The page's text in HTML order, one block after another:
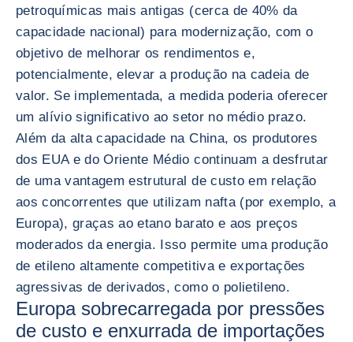
petroquímicas mais antigas (cerca de 40% da
capacidade nacional) para modernização, com o
objetivo de melhorar os rendimentos e,
potencialmente, elevar a produção na cadeia de
valor. Se implementada, a medida poderia oferecer
um alívio significativo ao setor no médio prazo.
Além da alta capacidade na China, os produtores
dos EUA e do Oriente Médio continuam a desfrutar
de uma vantagem estrutural de custo em relação
aos concorrentes que utilizam nafta (por exemplo, a
Europa), graças ao etano barato e aos preços
moderados da energia. Isso permite uma produção
de etileno altamente competitiva e exportações
agressivas de derivados, como o polietileno.
Europa sobrecarregada por pressões
de custo e enxurrada de importações